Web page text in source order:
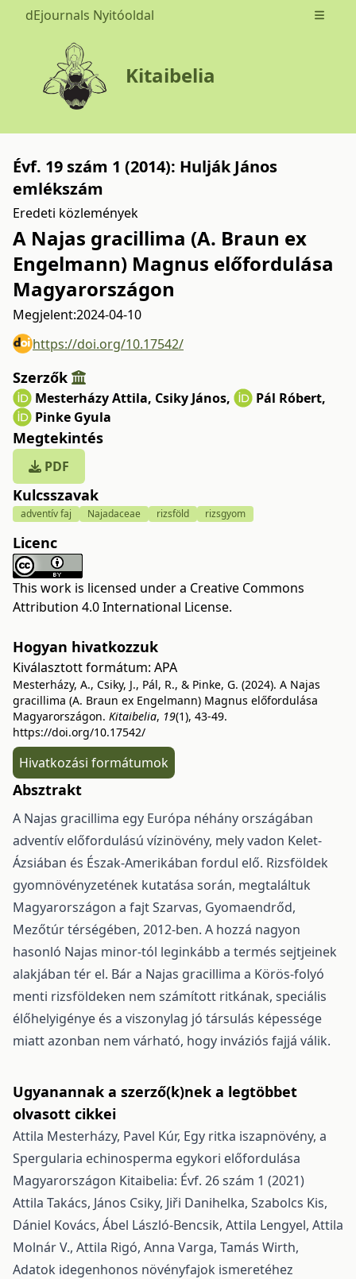
dEjournals Nyitóoldal Open
Kitaibelia
Évf. 19 szám 1 (2014): Hulják János
emlékszám
Eredeti közlemények
A Najas gracillima (A. Braun ex
Engelmann) Magnus előfordulása
Magyarországon
Megjelent:2024-04-10
https://doi.org/10.17542/
Szerzők
Mesterházy Attila, Csiky János, Pál Róbert,
Pinke Gyula
Megtekintés
PDF
Kulcsszavak
adventív faj Najadaceae rizsföld rizsgyom
Licenc
This work is licensed under a Creative Commons
Attribution 4.0 International License.
Hogyan hivatkozzuk
Kiválasztott formátum: APA
Mesterházy, A., Csiky, J., Pál, R., & Pinke, G. (2024). A Najas
gracillima (A. Braun ex Engelmann) Magnus előfordulása
Magyarországon. Kitaibelia, 19(1), 43-49.
https://doi.org/10.17542/
Hivatkozási formátumok
Absztrakt
A Najas gracillima egy Európa néhány országában
adventív előfordulású vízinövény, mely vadon Kelet-
Ázsiában és Észak-Amerikában fordul elő. Rizsföldek
gyomnövényzetének kutatása során, megtaláltuk
Magyarországon a fajt Szarvas, Gyomaendrőd,
Mezőtúr térségében, 2012-ben. A hozzá nagyon
hasonló Najas minor-tól leginkább a termés sejtjeinek
alakjában tér el. Bár a Najas gracillima a Körös-folyó
menti rizsföldeken nem számított ritkának, speciális
élőhelyigénye és a viszonylag jó társulás képessége
miatt azonban nem várható, hogy inváziós fajjá válik.
Ugyanannak a szerző(k)nek a legtöbbet
olvasott cikkei
Attila Mesterházy, Pavel Kúr, Egy ritka iszapnövény, a
Spergularia echinosperma egykori előfordulása
Magyarországon Kitaibelia: Évf. 26 szám 1 (2021)
Attila Takács, János Csiky, Jiři Danihelka, Szabolcs Kis,
Dániel Kovács, Ábel László-Bencsik, Attila Lengyel, Attila
Molnár V., Attila Rigó, Anna Varga, Tamás Wirth,
Adatok idegenhonos növényfajok ismeretéhez